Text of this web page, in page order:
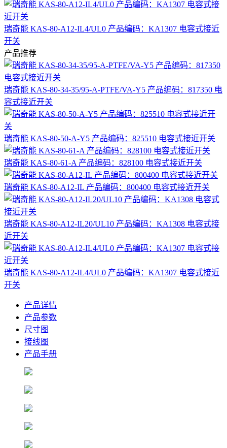
瑞奇能 KAS-80-A12-IL4/UL0 产品编码：KA1307 电容式接近
开关
产品推荐
瑞奇能 KAS-80-34-35/95-A-PTFE/VA-Y5 产品编码：817350 电
容式接近开关
瑞奇能 KAS-80-50-A-Y5 产品编码：825510 电容式接近开关
瑞奇能 KAS-80-61-A 产品编码：828100 电容式接近开关
瑞奇能 KAS-80-A12-IL 产品编码：800400 电容式接近开关
瑞奇能 KAS-80-A12-IL20/UL10 产品编码：KA1308 电容式接
近开关
瑞奇能 KAS-80-A12-IL4/UL0 产品编码：KA1307 电容式接近
开关
产品详情
产品参数
尺寸图
接线图
产品手册